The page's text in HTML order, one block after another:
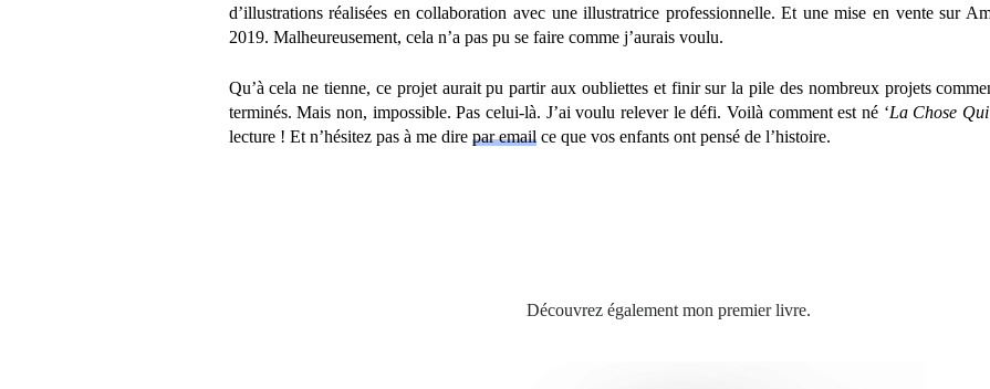
d’illustrations réalisées en collaboration avec une illustratrice professionnelle. Et une mise en vente sur
2019. Malheureusement, cela n’a pas pu se faire comme j’aurais voulu.
Qu’à cela ne tienne, ce projet aurait pu partir aux oubliettes et finir sur la pile des nombreux projets
terminés. Mais non, impossible. Pas celui-là. J’ai voulu relever le défi. Voilà comment est né ‘La Chose
lecture ! Et n’hésitez pas à me dire par emailce que vos enfants ont pensé de l’histoire.
Découvrez également mon premier livre.